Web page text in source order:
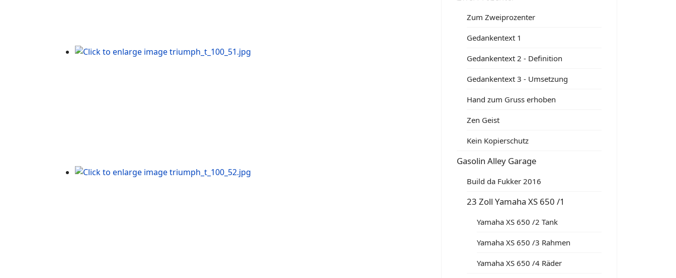
Zum Zweiprozenter
Gedankentext 1
Gedankentext 2 - Definition
Gedankentext 3 - Umsetzung
Hand zum Gruss erhoben
Zen Geist
Kein Kopierschutz
Gasolin Alley Garage
Build da Fukker 2016
23 Zoll Yamaha XS 650 /1
Yamaha XS 650 /2 Tank
Yamaha XS 650 /3 Rahmen
Yamaha XS 650 /4 Räder